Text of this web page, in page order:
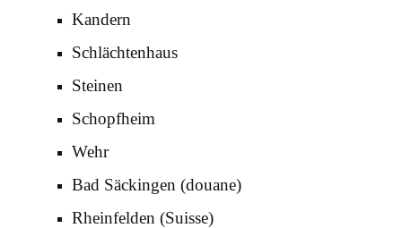
Kandern
Schlächtenhaus
Steinen
Schopfheim
Wehr
Bad Säckingen (douane)
Rheinfelden (Suisse)